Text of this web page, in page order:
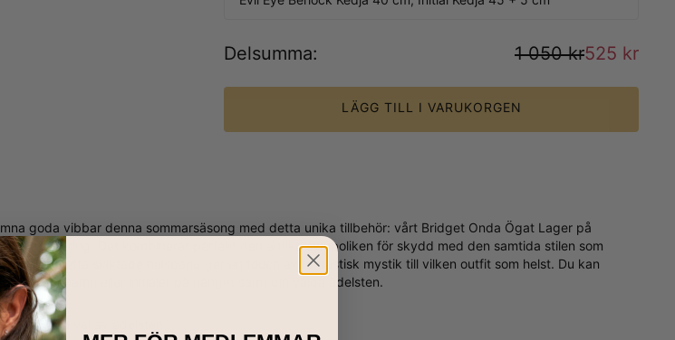
Delsumma: 1 050 kr525 kr
LÄGG TILL I VARUKORGEN
goda vibbar denna sommarsäsong med detta unika tillbehör: vårt Bridget Onda Ögat Lager på
Guldplätering. Det kombinerar perfekt den antika symboliken för skydd med den samtida stilen som
Detta skiktade halsband ger en touch av fantastisk mystik till vilken outfit som helst. Du kan
namn eller initialer på hänget samt din valda ädelsten.
och val av ädelsten